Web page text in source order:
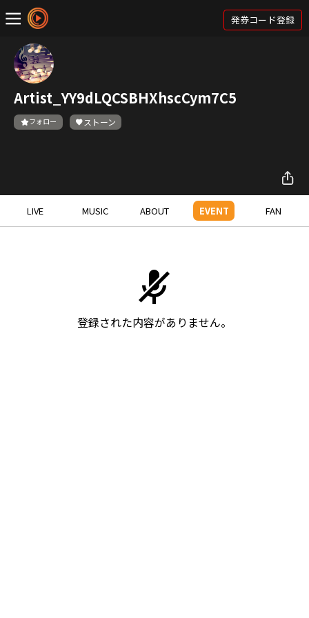
発券コード登録
Artist_YY9dLQCSBHXhscCym7C5
フォロー ストーン
LIVE MUSIC ABOUT EVENT FAN
登録された内容がありません。